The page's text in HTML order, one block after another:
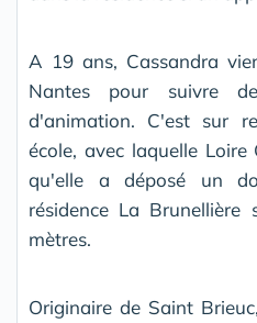
A 19 ans, Cassandra
Nantes pour suivre
d'animation. C'est sur
école, avec laquelle
qu'elle a déposé un
résidence La
mètres.
Originaire de Saint